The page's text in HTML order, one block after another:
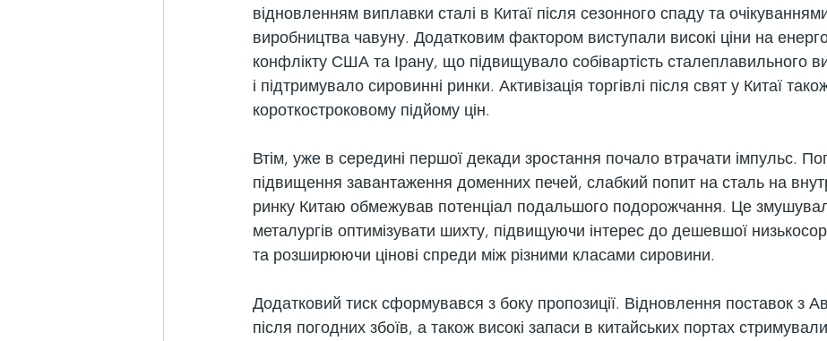
відновленням виплавки сталі в Китаї після сезонного спаду та
виробництва чавуну. Додатковим фактором виступали високі ціни на
конфлікту США та Ірану, що підвищувало собівартість сталеплавильного
і підтримувало сировинні ринки. Активізація торгівлі після свят у Китаї
короткостроковому підйому цін.
Втім, уже в середині першої декади зростання почало втрачати імпульс.
підвищення завантаження доменних печей, слабкий попит на сталь на
ринку Китаю обмежував потенціал подальшого подорожчання. Це
металургів оптимізувати шихту, підвищуючи інтерес до дешевшої
та розширюючи цінові спреди між різними класами сировини.
Додатковий тиск сформувався з боку пропозиції. Відновлення поставок з
після погодних збоїв, а також високі запаси в китайських портах стримували